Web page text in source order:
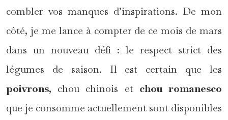
combler vos manques d’inspirations. De mon
côté, je me lance à compter de ce mois de mars
dans un nouveau défi : le respect strict des
légumes de saison. Il est certain que les
poivrons, chou chinois et chou romanesco
que je consomme actuellement sont disponibles